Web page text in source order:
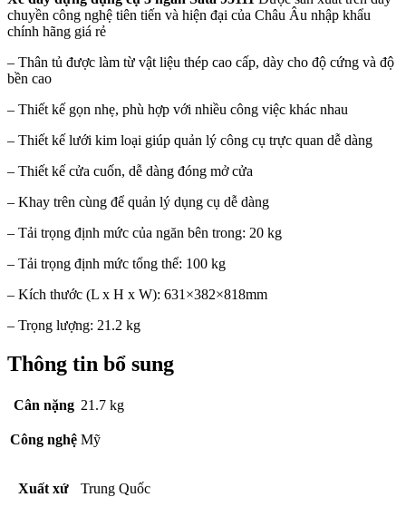
chuyền công nghệ tiên tiến và hiện đại của Châu Âu nhập khẩu
chính hãng giá rẻ
– Thân tủ được làm từ vật liệu thép cao cấp, dày cho độ cứng và độ
bền cao
– Thiết kế gọn nhẹ, phù hợp với nhiều công việc khác nhau
– Thiết kế lưới kim loại giúp quản lý công cụ trực quan dễ dàng
– Thiết kế cửa cuốn, dễ dàng đóng mở cửa
– Khay trên cùng để quản lý dụng cụ dễ dàng
– Tải trọng định mức của ngăn bên trong: 20 kg
– Tải trọng định mức tổng thể: 100 kg
– Kích thước (L x H x W): 631×382×818mm
– Trọng lượng: 21.2 kg
Thông tin bổ sung
Cân nặng 21.7 kg
Công nghệ Mỹ
Xuất xứ Trung Quốc